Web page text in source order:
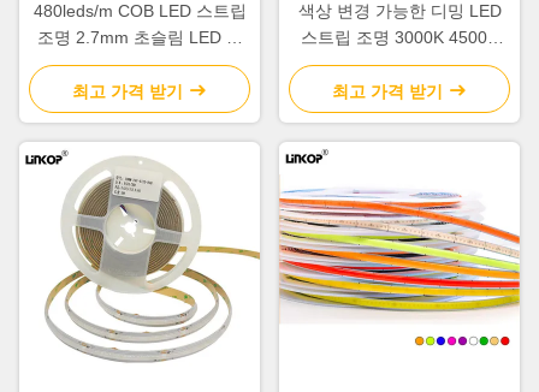
480leds/m COB LED 스트립
조명 2.7mm 초슬림 LED 소
프트 스트립 조명
최고 가격 받기
색상 변경 가능한 디밍 LED
스트립 조명 3000K 4500K
6000K
최고 가격 받기